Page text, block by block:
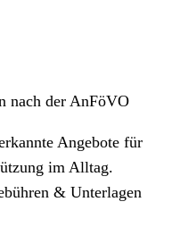
nach der AnFöVO
Angebote für
im Alltag.
& Unterlagen